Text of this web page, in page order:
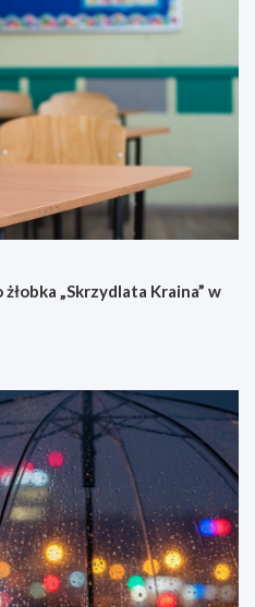
„Skrzydlata Kraina” w